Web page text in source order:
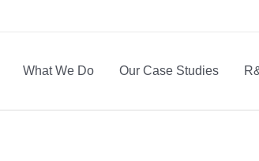
What We Do Our Case Studies